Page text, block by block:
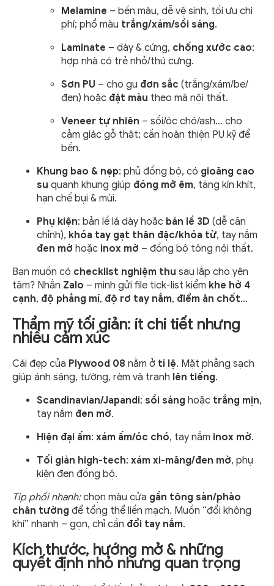
Melamine – bền màu, dễ vệ sinh, tối ưu chi
phí; phổ màu trắng/xám/sồi sáng.
Laminate – dày & cứng, chống xước cao;
hợp nhà có trẻ nhỏ/thú cưng.
Sơn PU – cho gu đơn sắc (trắng/xám/be/
đen) hoặc đặt màu theo mã nội thất.
Veneer tự nhiên – sồi/óc chó/ash… cho
cảm giác gỗ thật; cần hoàn thiện PU kỹ để
bền.
Khung bao & nẹp: phủ đồng bộ, có gioăng cao
su quanh khung giúp đóng mở êm, tăng kín khít,
hạn chế bụi & mùi.
Phụ kiện: bản lề lá dày hoặc bản lề 3D (dễ căn
chỉnh), khóa tay gạt thân đặc/khóa từ, tay nắm
đen mờ hoặc inox mờ – đồng bộ tông nội thất.
Bạn muốn có checklist nghiệm thu sau lắp cho yên
tâm? Nhắn Zalo – mình gửi file tick-list kiểm khe hở 4
cạnh, độ phẳng mí, độ rơ tay nắm, điểm ăn chốt…
Thẩm mỹ tối giản: ít chi tiết nhưng
nhiều cảm xúc
Cái đẹp của Plywood 08 nằm ở tỉ lệ. Mặt phẳng sạch
giúp ánh sáng, tường, rèm và tranh lên tiếng.
Scandinavian/Japandi: sồi sáng hoặc trắng mịn,
tay nắm đen mờ.
Hiện đại ấm: xám ấm/óc chó, tay nắm inox mờ.
Tối giản high-tech: xám xi-măng/đen mờ, phụ
kiện đen đồng bộ.
Tip phối nhanh:chọn màu cửa gần tông sàn/phào
chân tường để tổng thể liền mạch. Muốn “đổi không
khí” nhanh – gọn, chỉ cần đổi tay nắm.
Kích thước, hướng mở & những
quyết định nhỏ nhưng quan trọng